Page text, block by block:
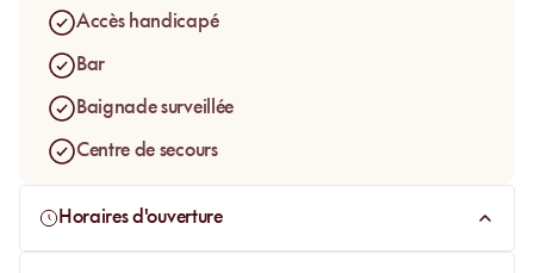
Accès handicapé
Bar
Baignade surveillée
Centre de secours
Horaires d'ouverture